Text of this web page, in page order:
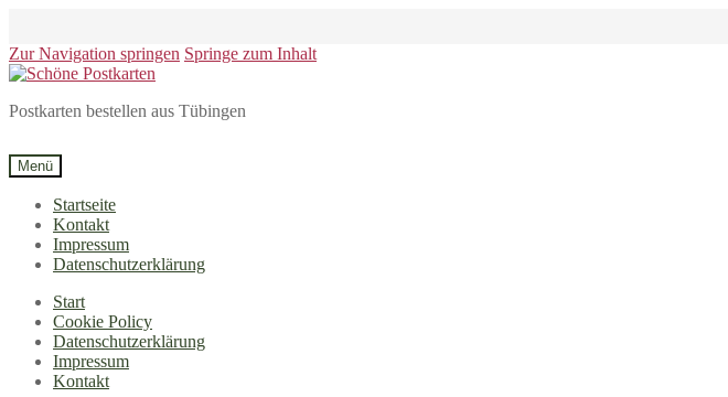
Zur Navigation springen Springe zum Inhalt
Postkarten bestellen aus Tübingen
Menü
Startseite
Kontakt
Impressum
Datenschutzerklärung
Start
Cookie Policy
Datenschutzerklärung
Impressum
Kontakt